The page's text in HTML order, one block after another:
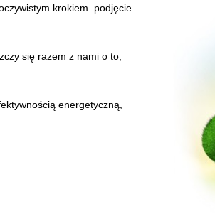
krokiem podjęcie
się razem z nami o to,
energetyczną,